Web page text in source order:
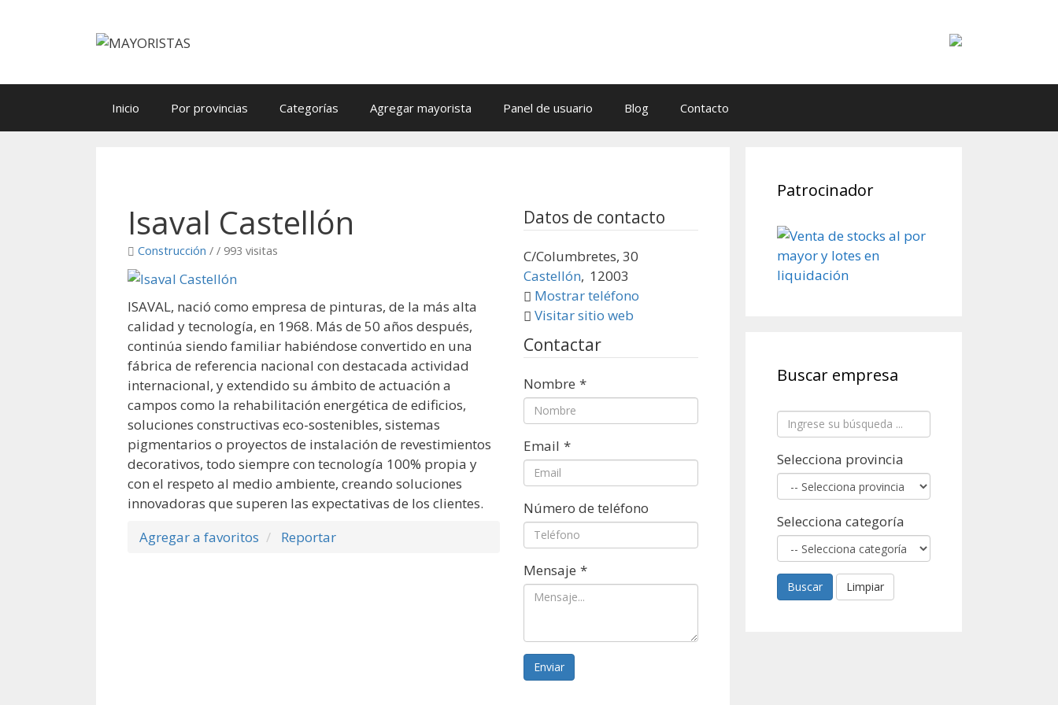
Inicio Por provincias Categorías Agregar mayorista Panel de usuario Blog Contacto
Isaval Castellón
Construcción / / 993 visitas
ISAVAL, nació como empresa de pinturas, de la más alta
calidad y tecnología, en 1968. Más de 50 años después,
continúa siendo familiar habiéndose convertido en una
fábrica de referencia nacional con destacada actividad
internacional, y extendido su ámbito de actuación a
campos como la rehabilitación energética de edificios,
soluciones constructivas eco-sostenibles, sistemas
pigmentarios o proyectos de instalación de revestimientos
decorativos, todo siempre con tecnología 100% propia y
con el respeto al medio ambiente, creando soluciones
innovadoras que superen las expectativas de los clientes.
Agregar a favoritos
Reportar
Datos de contacto
C/Columbretes, 30
Castellón, 12003
Mostrar teléfono
Visitar sitio web
Contactar
Nombre *
Email *
Número de teléfono
Mensaje *
Enviar
Patrocinador
Buscar empresa
Selecciona provincia
Selecciona categoría
Buscar Limpiar